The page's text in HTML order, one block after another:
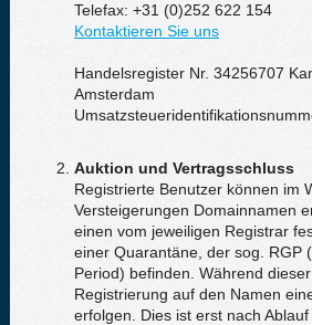
Telefax: +31 (0)252 622 154
Kontaktieren Sie uns
Handelsregister Nr. 34256707
Amsterdam
Auktion und Vertragsschluss
Registrierte Benutzer können im
Versteigerungen Domainnamen
einen vom jeweiligen Registrar
einer Quarantäne, der sog. RGP
Period) befinden. Während
Registrierung auf den Namen
erfolgen. Dies ist erst nach Ablauf